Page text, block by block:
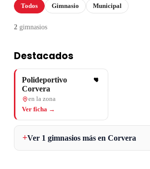
Todos Gimnasio Municipal
2 gimnasios
Destacados
Polideportivo
Corvera
en la zona
Ver ficha →
Ver 1 gimnasios más en Corvera